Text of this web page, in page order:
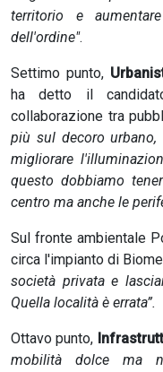
territorio e
dell'ordine".
Settimo punto,
ha detto il
collaborazione tra
più sul decoro
migliorare
questo dobbiamo
centro ma anche le
Sul fronte ambientale
circa l'impianto di
società privata e
Quella località è errata”.
Ottavo punto,
mobilità dolce ma